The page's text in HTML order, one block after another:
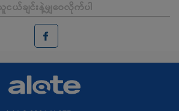
ငယ်ချင်းနဲ့မျှဝေလိုက်ပါ